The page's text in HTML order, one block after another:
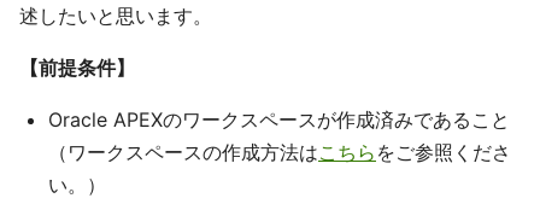
述したいと思います。
【前提条件】
Oracle APEXのワークスペースが作成済みであること
（ワークスペースの作成方法はこちら をご参照くださ
い。）